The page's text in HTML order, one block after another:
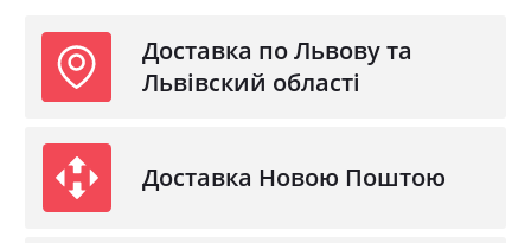
Доставка по Львову та
Львівский області
Доставка Новою Поштою